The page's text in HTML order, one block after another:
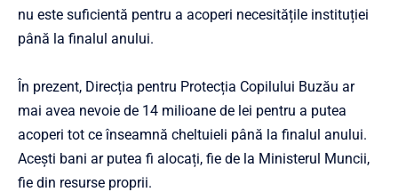
nu este suficientă pentru a acoperi necesitățile instituției
până la finalul anului.
În prezent, Direcția pentru Protecția Copilului Buzău ar
mai avea nevoie de 14 milioane de lei pentru a putea
acoperi tot ce înseamnă cheltuieli până la finalul anului.
Acești bani ar putea fi alocați, fie de la Ministerul Muncii,
fie din resurse proprii.